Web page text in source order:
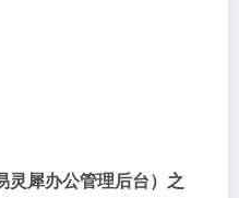
灵犀办公管理后台）之